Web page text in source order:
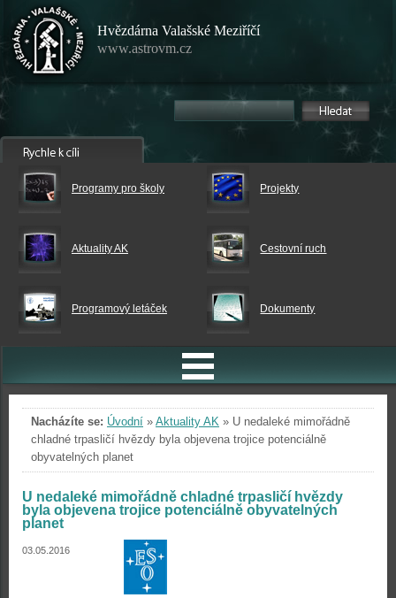
Hvězdárna Valašské Meziříčí
www.astrovm.cz
Programy pro školy Projekty
Aktuality AK Cestovní ruch
Programový letáček Dokumenty
Nacházíte se: Úvodní » Aktuality AK » U nedaleké mimořádně
chladné trpasličí hvězdy byla objevena trojice potenciálně
obyvatelných planet
U nedaleké mimořádně chladné trpasličí hvězdy
byla objevena trojice potenciálně obyvatelných
planet
03.05.2016